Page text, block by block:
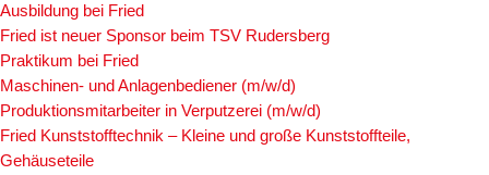
Ausbildung bei Fried
Fried ist neuer Sponsor beim TSV Rudersberg
Praktikum bei Fried
Maschinen- und Anlagenbediener (m/w/d)
Produktionsmitarbeiter in Verputzerei (m/w/d)
Fried Kunststofftechnik – Kleine und große Kunststoffteile,
Gehäuseteile